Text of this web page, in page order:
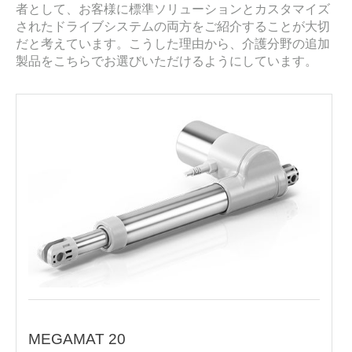
者として、お客様に標準ソリューションとカスタマイズ
されたドライブシステムの両方をご紹介することが大切
だと考えています。こうした理由から、介護分野の追加
製品をこちらでお選びいただけるようにしています。
MEGAMAT 20